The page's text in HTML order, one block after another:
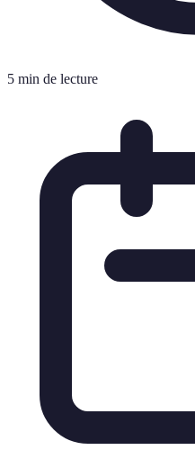
5 min de lecture